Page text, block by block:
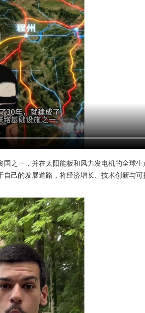
之一，并在太阳能板和风力发电机的全球生
己的发展道路，将经济增长、技术创新与